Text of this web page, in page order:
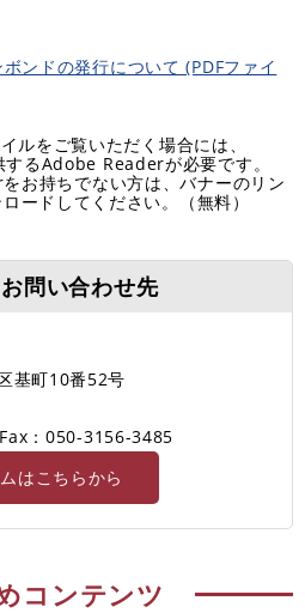
ボンドの発行について (PDFファイ
ルをご覧いただく場合には、
るAdobe Readerが必要です。
お持ちでない方は、バナーのリン
ードしてください。（無料）
問い合わせ先
基町10番52号
Fax：050-3156-3485
はこちらから
コンテンツ